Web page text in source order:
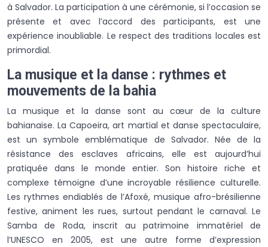
à Salvador. La participation à une cérémonie, si l’occasion se
présente et avec l’accord des participants, est une
expérience inoubliable. Le respect des traditions locales est
primordial.
La musique et la danse : rythmes et
mouvements de la bahia
La musique et la danse sont au cœur de la culture
bahianaise. La Capoeira, art martial et danse spectaculaire,
est un symbole emblématique de Salvador. Née de la
résistance des esclaves africains, elle est aujourd’hui
pratiquée dans le monde entier. Son histoire riche et
complexe témoigne d’une incroyable résilience culturelle.
Les rythmes endiablés de l’Afoxé, musique afro-brésilienne
festive, animent les rues, surtout pendant le carnaval. Le
Samba de Roda, inscrit au patrimoine immatériel de
l’UNESCO en 2005, est une autre forme d’expression